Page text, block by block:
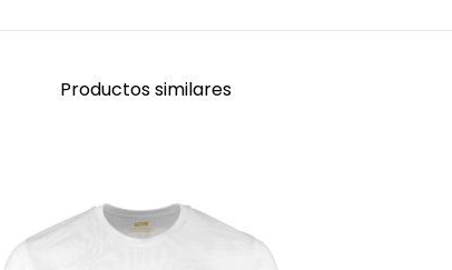
Productos similares